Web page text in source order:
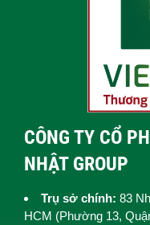
CÔNG TY CỔ
NHẬT GROUP
Trụ sở chính: 83
HCM (Phường 13,